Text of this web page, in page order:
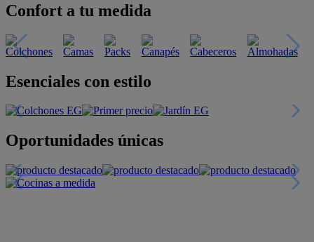
Confort a tu medida
Esenciales con estilo
Oportunidades únicas